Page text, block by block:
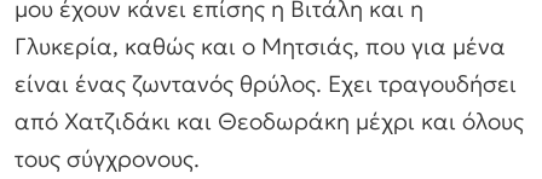
μου έχουν κάνει επίσης η Βιτάλη και η
Γλυκερία, καθώς και ο Μητσιάς, που για μένα
είναι ένας ζωντανός θρύλος. Εχει τραγουδήσει
από Χατζιδάκι και Θεοδωράκη μέχρι και όλους
τους σύγχρονους.